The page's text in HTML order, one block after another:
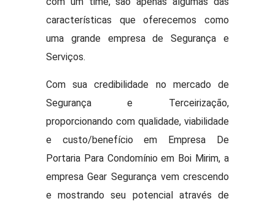
características que oferecemos como
uma grande empresa de Segurança e
Serviços.
Com sua credibilidade no mercado de
Segurança e Terceirização,
proporcionando com qualidade, viabilidade
e custo/benefício em Empresa De
Portaria Para Condomínio em Boi Mirim, a
empresa Gear Segurança vem crescendo
e mostrando seu potencial através de